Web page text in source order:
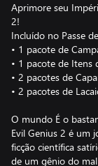
Aprimore seu
2!
Incluído no Passe
• 1 pacote de
• 1 pacote de Itens
• 2 pacotes de
• 2 pacotes de
O mundo É o
Evil Genius 2 é um
ficção científica
de um gênio do